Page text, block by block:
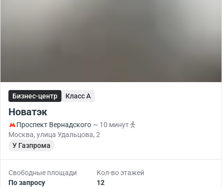
Бизнес-центр Класс A
Новатэк
Проспект Вернадского ~ 10 минут
Москва, улица Удальцова, 2
У Газпрома
Свободные площади
По запросу
Кол-во этажей
12